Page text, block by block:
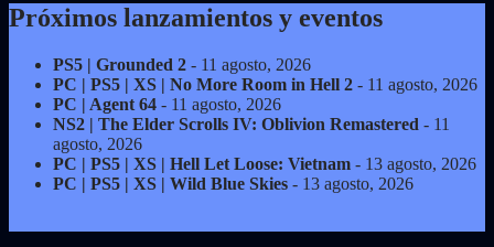
Próximos lanzamientos y eventos
PS5 | Grounded 2 - 11 agosto, 2026
PC | PS5 | XS | No More Room in Hell 2 - 11 agosto, 2026
PC | Agent 64 - 11 agosto, 2026
NS2 | The Elder Scrolls IV: Oblivion Remastered - 11
agosto, 2026
PC | PS5 | XS | Hell Let Loose: Vietnam - 13 agosto, 2026
PC | PS5 | XS | Wild Blue Skies - 13 agosto, 2026